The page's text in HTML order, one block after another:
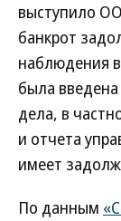
выступило
банкрот
наблюдения
была
дела, в
и отчета
имеет
По данным